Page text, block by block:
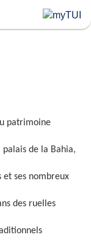
patrimoine
de la Bahia,
et ses nombreux
des ruelles